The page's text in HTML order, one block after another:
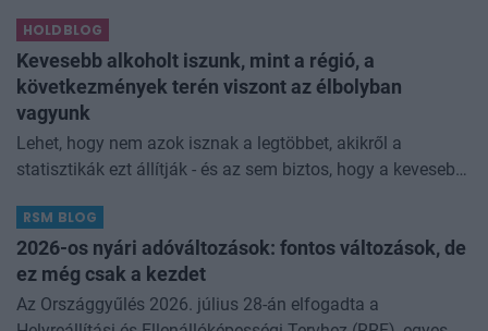
dividend king-et. Azt
HOLDBLOG
Kevesebb alkoholt iszunk, mint a régió, a
következmények terén viszont az élbolyban
vagyunk
Lehet, hogy nem azok isznak a legtöbbet, akikről a
statisztikák ezt állítják - és az sem biztos, hogy a kevesebb
Kevesebb alkoholt iszunk
RSM BLOG
2026-os nyári adóváltozások: fontos változások, de
ez még csak a kezdet
Az Országgyűlés 2026. július 28-án elfogadta a